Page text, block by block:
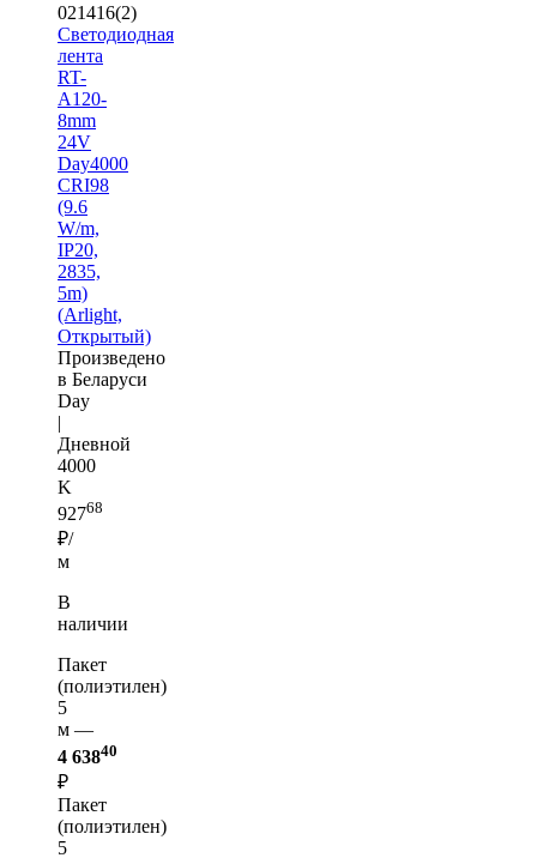
021416(2)
Светодиодная
лента
RT-
A120-
8mm
24V
Day4000
CRI98
(9.6
W/m,
IP20,
2835,
5m)
(Arlight,
Открытый)
Произведено
в Беларуси
Day
|
Дневной
4000
K
92768
₽/
м
В
наличии
Пакет
(полиэтилен)
5
м —
4 63840
₽
Пакет
(полиэтилен)
5